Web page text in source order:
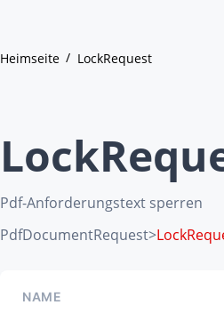
Heimseite LockRequest
Pdf-Anforderungstext sperren
PdfDocumentRequest>
NAME